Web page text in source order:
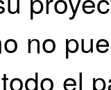
no
el